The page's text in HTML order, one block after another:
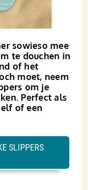
sowieso mee
te douchen in
of het
moet, neem
om je
Perfect als
of een
SLIPPERS